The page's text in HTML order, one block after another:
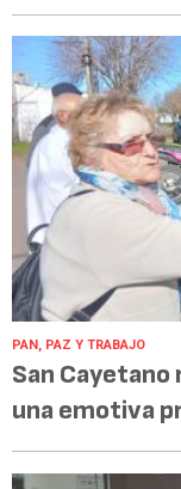
PAN, PAZ Y TRABAJO
San Cayetano
una emotiva